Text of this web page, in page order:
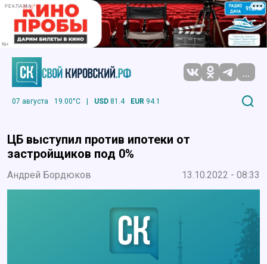
РЕКЛАМА
...
07 августа 19.00°C | USD 81.4 EUR 94.1
ЦБ выступил против ипотеки от
застройщиков под 0%
Андрей Бордюков 13.10.2022 - 08:33